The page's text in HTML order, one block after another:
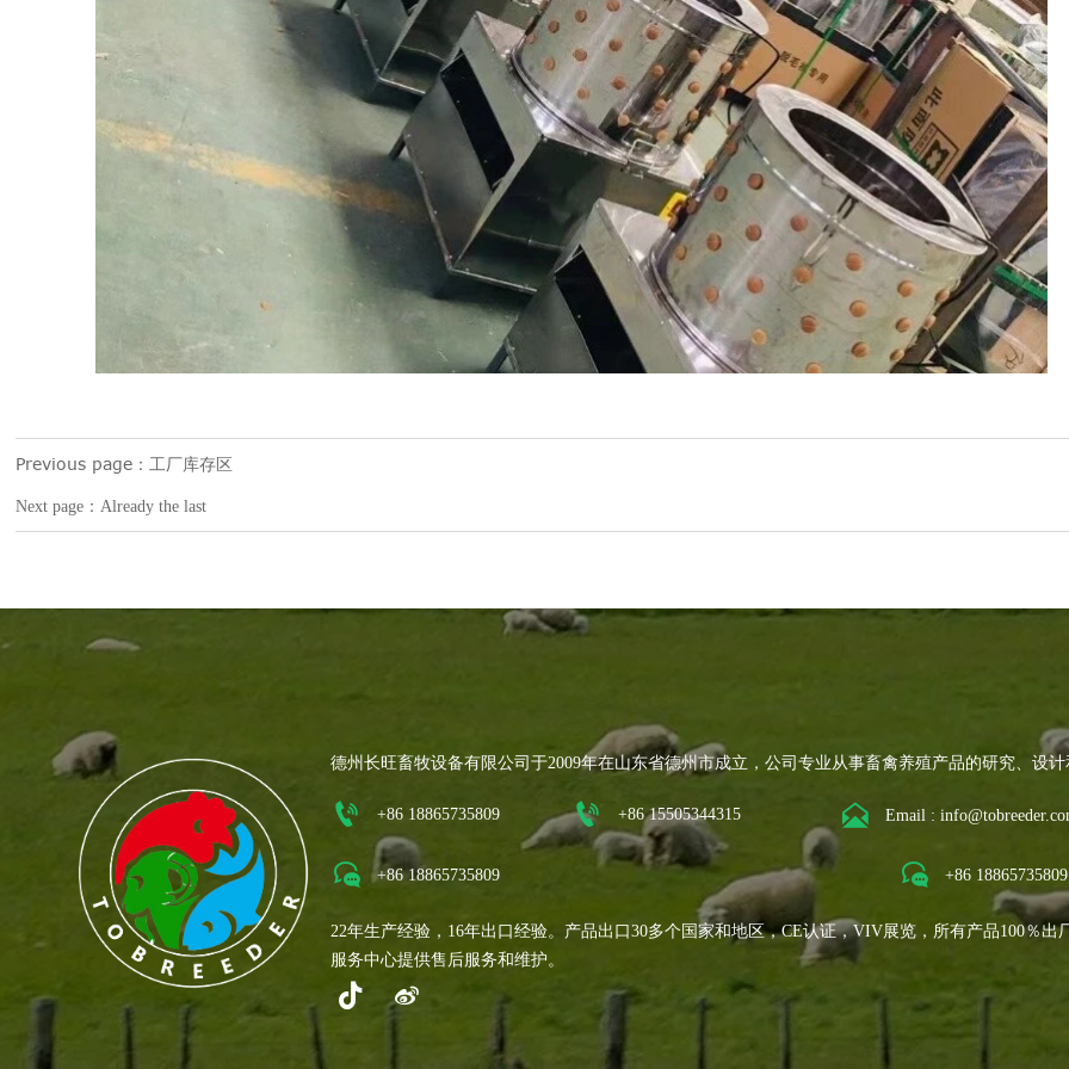
Previous page：工厂库存区
Next page：Already the last
德州长旺畜牧设备有限公司于2009年在山东省德州市成立，公司专业从事畜禽养殖产品的研究、设
 +86 18865735809  +86 15505344315  Email :
 +86 18865735809  +86 18865735809
22年生产经验，16年出口经验。产品出口30多个国家和地区，CE认证，VIV展览，所有产品100％出
服务中心提供售后服务和维护。
 